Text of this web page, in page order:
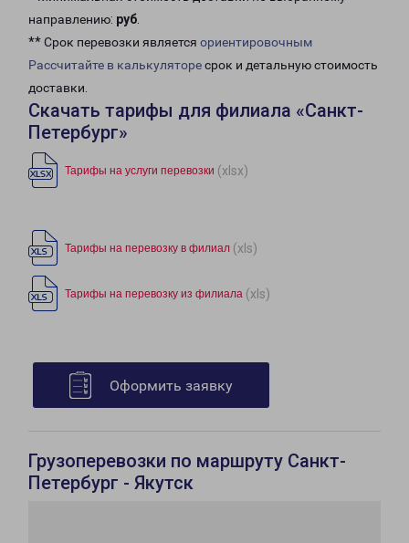
направлению: руб.
** Срок перевозки является ориентировочным
Рассчитайте в калькуляторесрок и детальную стоимость
доставки.
Скачать тарифы для филиала «Санкт-
Петербург»
Тарифы на услуги перевозки (xlsx)
Тарифы на перевозку в филиал (xls)
Тарифы на перевозку из филиала (xls)
Оформить заявку
Грузоперевозки по маршруту Санкт-
Петербург - Якутск